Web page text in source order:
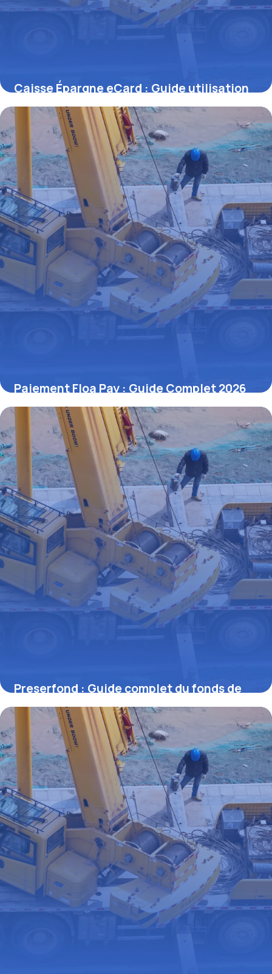
Caisse Épargne eCard : Guide utilisation
28 juin 2026
Paiement Floa Pay : Guide Complet 2026
27 juin 2026
Preserfond : Guide complet du fonds de
préservation
25 juin 2026